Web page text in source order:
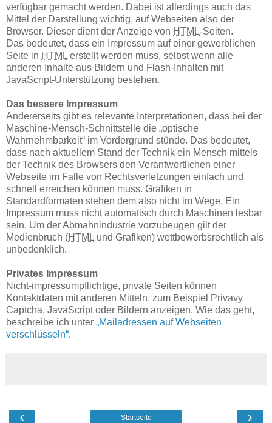
verfügbar gemacht werden. Dabei ist allerdings auch das
Mittel der Darstellung wichtig, auf Webseiten also der
Browser. Dieser dient der Anzeige von HTML-Seiten.
Das bedeutet, dass ein Impressum auf einer gewerblichen
Seite in HTML erstellt werden muss, selbst wenn alle
anderen Inhalte aus Bildern und Flash-Inhalten mit
JavaScript-Unterstützung bestehen.
Das bessere Impressum
Andererseits gibt es relevante Interpretationen, dass bei der
Maschine-Mensch-Schnittstelle die „optische
Wahrnehmbarkeit“ im Vordergrund stünde. Das bedeutet,
dass nach aktuellem Stand der Technik ein Mensch mittels
der Technik des Browsers den Verantwortlichen einer
Webseite im Falle von Rechtsverletzungen einfach und
schnell erreichen können muss. Grafiken in
Standardformaten stehen dem also nicht im Wege. Ein
Impressum muss nicht automatisch durch Maschinen lesbar
sein. Um der Abmahnindustrie vorzubeugen gilt der
Medienbruch (HTML und Grafiken) wettbewerbsrechtlich als
unbedenklich.
Privates Impressum
Nicht-impressumpflichtige, private Seiten können
Kontaktdaten mit anderen Mitteln, zum Beispiel Privavy
Captcha, JavaScript oder Bildern anzeigen. Wie das geht,
beschreibe ich unter „Mailadressen auf Webseiten
verschlüsseln“.
‹ ›
Startseite